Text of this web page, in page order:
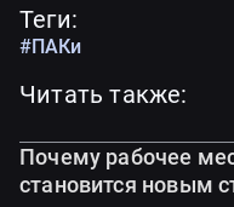
Теги:
#ПАКи
Читать также:
Почему рабочее
становится новым